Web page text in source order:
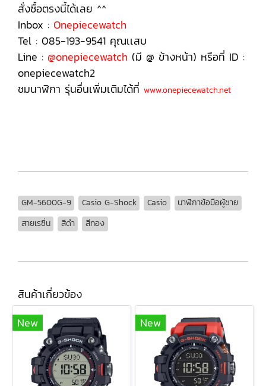
สั่งซื้อตรงนี้ได้เลย ^^
Inbox : Onepiecewatch
Tel : 085-193-9541 คุณเเสบ
Line : @onepiecewatch (มี @ ข้างหน้า) หรือที่ ID :
onepiecewatch2
ชมนาฬิกา รุ่นอื่นเพิ่มเติมได้ที่ www.onepiecewatch.net
GM-5600G-9 Casio G-Shock Casio
นาฬิกาข้อมือผู้ชาย
สายเรซิ่น
สีดำ สีทอง
สินค้าเกี่ยวข้อง
New
New